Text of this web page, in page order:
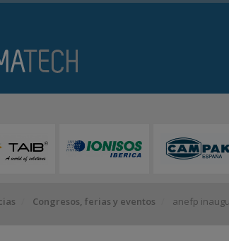
Congresos, ferias y eventos anefp